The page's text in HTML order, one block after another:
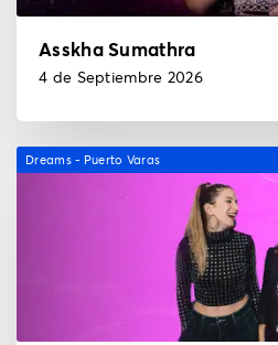
Asskha Sumathra
4 de Septiembre 2026
Dreams - Puerto Varas